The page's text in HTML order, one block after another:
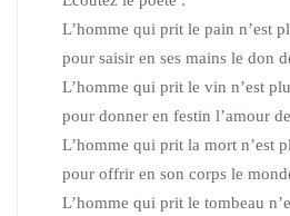
L’homme qui prit le pain n’est
pour saisir en ses mains le don
L’homme qui prit le vin n’est
pour donner en festin l’amour
L’homme qui prit la mort n’est
pour offrir en son corps le
L’homme qui prit le tombeau